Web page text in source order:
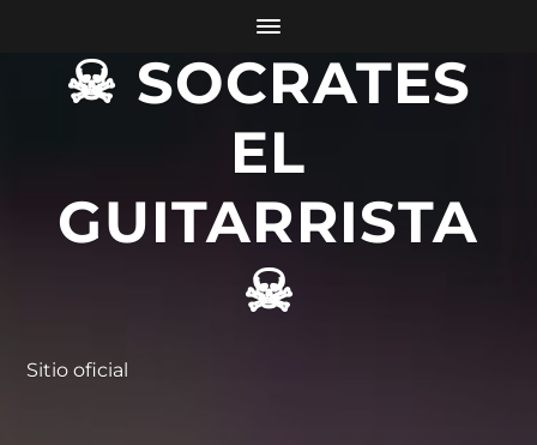
☠ SOCRATES
EL
GUITARRISTA
☠
Sitio oficial